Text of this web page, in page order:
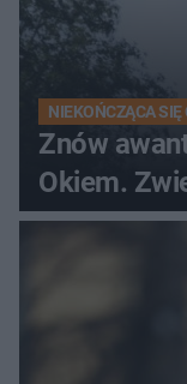
NIEKOŃCZĄCA SIĘ
Znów
Okiem.